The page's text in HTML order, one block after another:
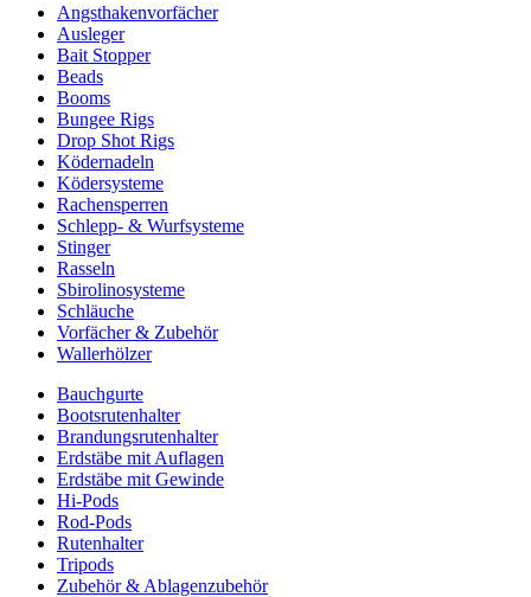
Angsthakenvorfächer
Ausleger
Bait Stopper
Beads
Booms
Bungee Rigs
Drop Shot Rigs
Ködernadeln
Ködersysteme
Rachensperren
Schlepp- & Wurfsysteme
Stinger
Rasseln
Sbirolinosysteme
Schläuche
Vorfächer & Zubehör
Wallerhölzer
Bauchgurte
Bootsrutenhalter
Brandungsrutenhalter
Erdstäbe mit Auflagen
Erdstäbe mit Gewinde
Hi-Pods
Rod-Pods
Rutenhalter
Tripods
Zubehör & Ablagenzubehör